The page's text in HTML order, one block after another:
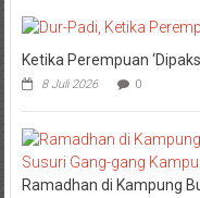
Ketika Perempuan
8 Juli 2026 0
Ramadhan di Kampung